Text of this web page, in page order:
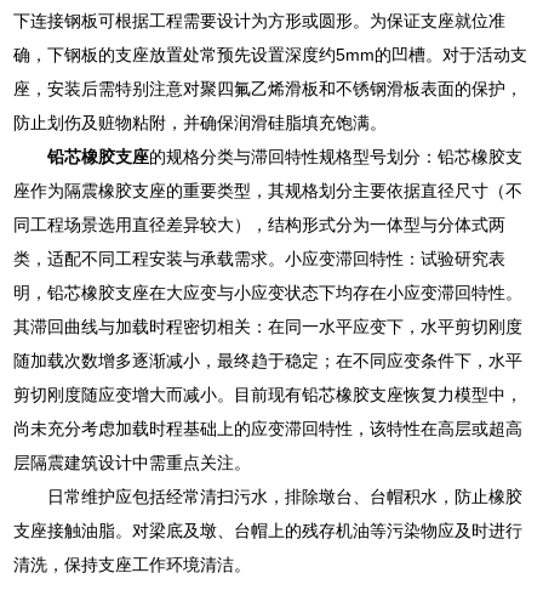
下连接钢板可根据工程需要设计为方形或圆形。为保证支座就位准
确，下钢板的支座放置处常预先设置深度约5mm的凹槽。对于活动支
座，安装后需特别注意对聚四氟乙烯滑板和不锈钢滑板表面的保护，
防止划伤及赃物粘附，并确保润滑硅脂填充饱满。
铅芯橡胶支座的规格分类与滞回特性规格型号划分：铅芯橡胶支
座作为隔震橡胶支座的重要类型，其规格划分主要依据直径尺寸（不
同工程场景选用直径差异较大），结构形式分为一体型与分体式两
类，适配不同工程安装与承载需求。小应变滞回特性：试验研究表
明，铅芯橡胶支座在大应变与小应变状态下均存在小应变滞回特性。
其滞回曲线与加载时程密切相关：在同一水平应变下，水平剪切刚度
随加载次数增多逐渐减小，最终趋于稳定；在不同应变条件下，水平
剪切刚度随应变增大而减小。目前现有铅芯橡胶支座恢复力模型中，
尚未充分考虑加载时程基础上的应变滞回特性，该特性在高层或超高
层隔震建筑设计中需重点关注。
日常维护应包括经常清扫污水，排除墩台、台帽积水，防止橡胶
支座接触油脂。对梁底及墩、台帽上的残存机油等污染物应及时进行
清洗，保持支座工作环境清洁。